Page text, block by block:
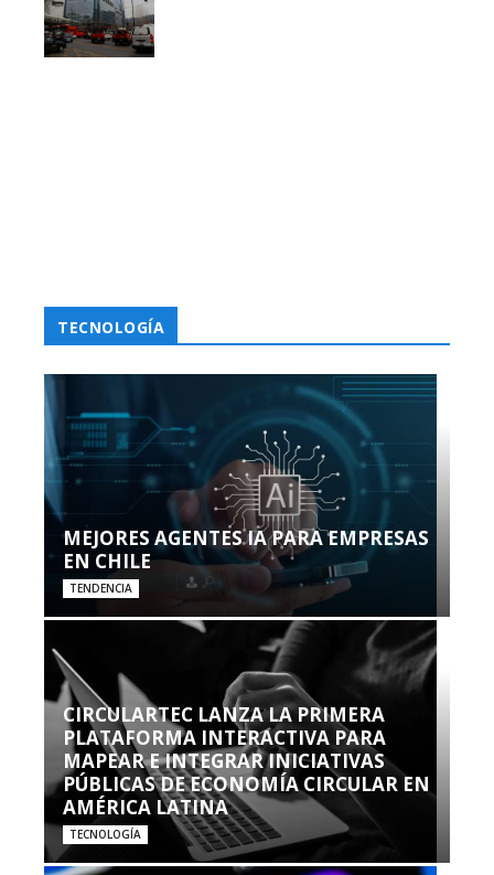
TECNOLOGÍA
MEJORES AGENTES IA PARA EMPRESAS
EN CHILE
TENDENCIA
CIRCULARTEC LANZA LA PRIMERA
PLATAFORMA INTERACTIVA PARA
MAPEAR E INTEGRAR INICIATIVAS
PÚBLICAS DE ECONOMÍA CIRCULAR EN
AMÉRICA LATINA
TECNOLOGÍA